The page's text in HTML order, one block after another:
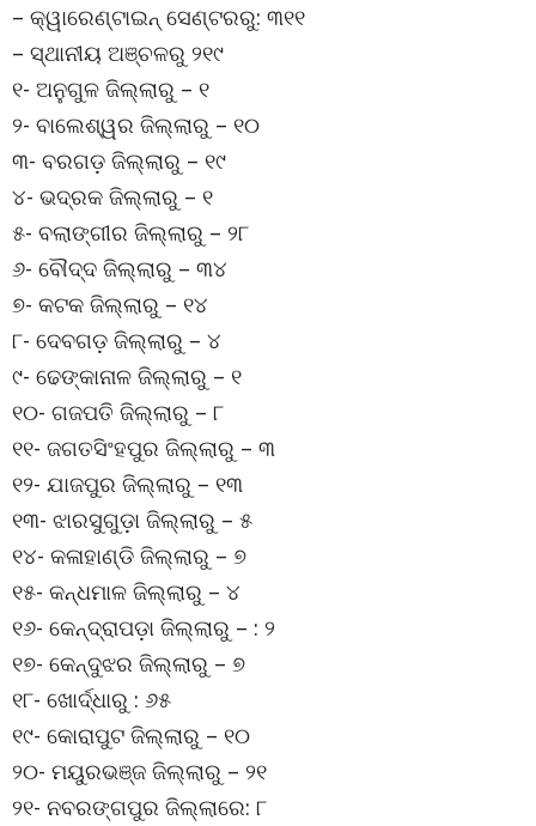
– କ୍ୱାରେଣ୍ଟାଇନ୍ ସେଣ୍ଟରରୁ: ୩୧୧
– ସ୍ଥାନୀୟ ଅଞ୍ଚଳରୁ ୨୧୯
୧- ଅନୁଗୁଳ ଜିଲ୍ଲାରୁ – ୧
୨- ବାଲେଶ୍ୱର ଜିଲ୍ଲାରୁ – ୧୦
୩- ବରଗଡ଼ ଜିଲ୍ଲାରୁ – ୧୯
୪- ଭଦ୍ରକ ଜିଲ୍ଲାରୁ – ୧
୫- ବଲାଙ୍ଗୀର ଜିଲ୍ଲାରୁ – ୨୮
୬- ବୌଦ୍ଦ ଜିଲ୍ଲାରୁ – ୩୪
୭- କଟକ ଜିଲ୍ଲାରୁ – ୧୪
୮- ଦେବଗଡ଼ ଜିଲ୍ଲାରୁ – ୪
୯- ଢେଙ୍କାନାଳ ଜିଲ୍ଲାରୁ – ୧
୧୦- ଗଜପତି ଜିଲ୍ଲାରୁ – ୮
୧୧- ଜଗତସିଂହପୁର ଜିଲ୍ଲାରୁ – ୩
୧୨- ଯାଜପୁର ଜିଲ୍ଲାରୁ – ୧୩
୧୩- ଝାରସୁଗୁଡ଼ା ଜିଲ୍ଲାରୁ – ୫
୧୪- କଳାହାଣ୍ଡି ଜିଲ୍ଲାରୁ – ୭
୧୫- କନ୍ଧମାଳ ଜିଲ୍ଲାରୁ – ୪
୧୬- କେନ୍ଦ୍ରାପଡ଼ା ଜିଲ୍ଲାରୁ – : ୨
୧୭- କେନ୍ଦୁଝର ଜିଲ୍ଲାରୁ – ୭
୧୮- ଖୋର୍ଦ୍ଧାରୁ : ୬୫
୧୯- କୋରାପୁଟ ଜିଲ୍ଲାରୁ – ୧୦
୨୦- ମୟୁରଭଞ୍ଜ ଜିଲ୍ଲାରୁ – ୨୧
୨୧- ନବରଙ୍ଗପୁର ଜିଲ୍ଲାରେ: ୮